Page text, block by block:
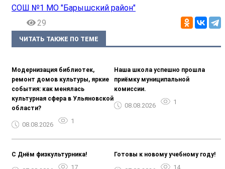
СОШ №1 МО "Барышский район"
29
ЧИТАТЬ ТАКЖЕ ПО ТЕМЕ
Модернизация библиотек,
ремонт домов культуры, яркие
события: как менялась
культурная сфера в Ульяновской
области?
08.08.2026 1
Наша школа успешно прошла
приёмку муниципальной
комиссии.
08.08.2026 1
С Днём физкультурника!
17
Готовы к новому учебному году!
14